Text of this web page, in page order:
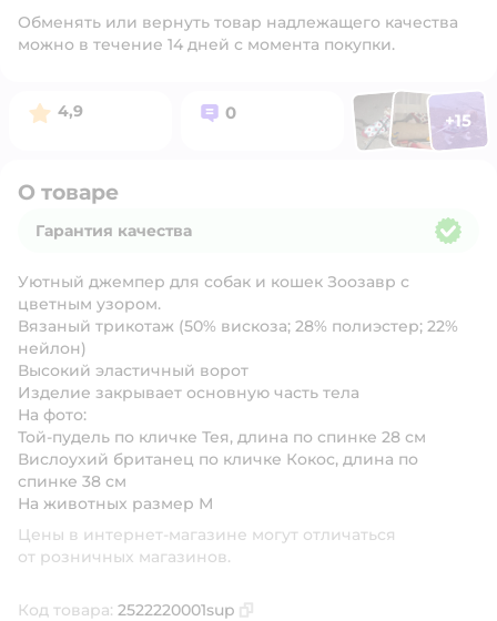
Обменять или вернуть товар надлежащего качества
можно в течение 14 дней с момента покупки.
Рейтинг:
4,9 Вопросов:
0 ФотоФотоФото
+15
Открыть
О товаре
Гарантия качества
Уютный джемпер для собак и кошек Зоозавр с
цветным узором.
Вязаный трикотаж (50% вискоза; 28% полиэстер; 22%
нейлон)
Высокий эластичный ворот
Изделие закрывает основную часть тела
На фото:
Той-пудель по кличке Тея, длина по спинке 28 см
Вислоухий британец по кличке Кокос, длина по
спинке 38 см
На животных размер М
Цены в интернет-магазине могут отличаться
от розничных магазинов.
Код товара: 2522220001sup